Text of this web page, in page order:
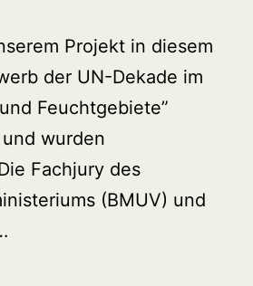
Projekt in diesem
der UN-Dekade im
Feuchtgebiete”
wurden
Fachjury des
(BMUV) und